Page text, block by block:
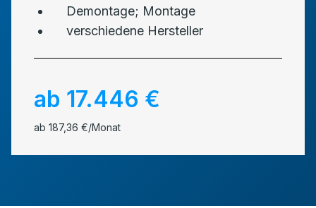
Demontage; Montage
verschiedene Hersteller
ab 17.446 €
ab 187,36 €/Monat